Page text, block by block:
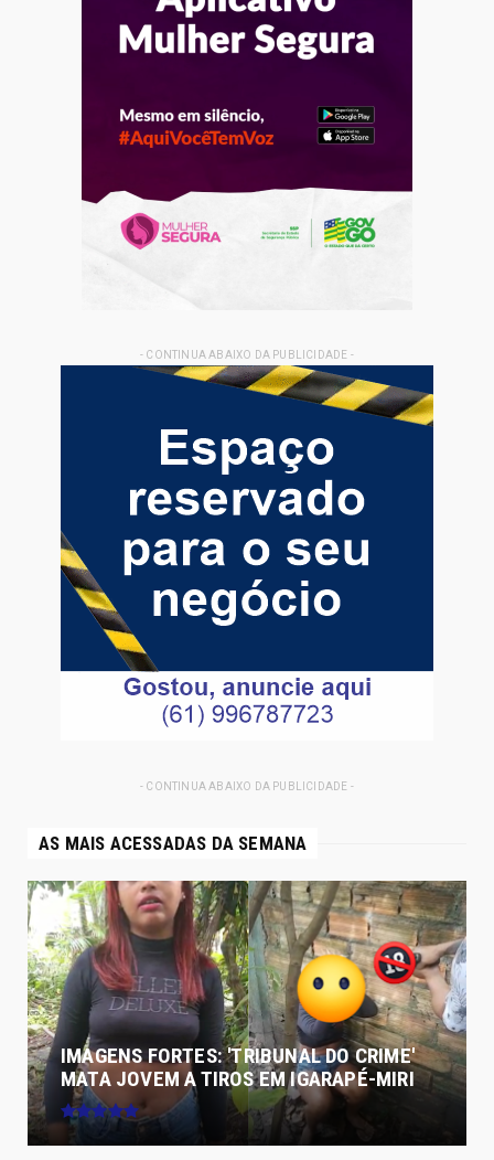
- CONTINUA ABAIXO DA PUBLICIDADE -
- CONTINUA ABAIXO DA PUBLICIDADE -
AS MAIS ACESSADAS DA SEMANA
IMAGENS FORTES: 'TRIBUNAL DO CRIME'
MATA JOVEM A TIROS EM IGARAPÉ-MIRI